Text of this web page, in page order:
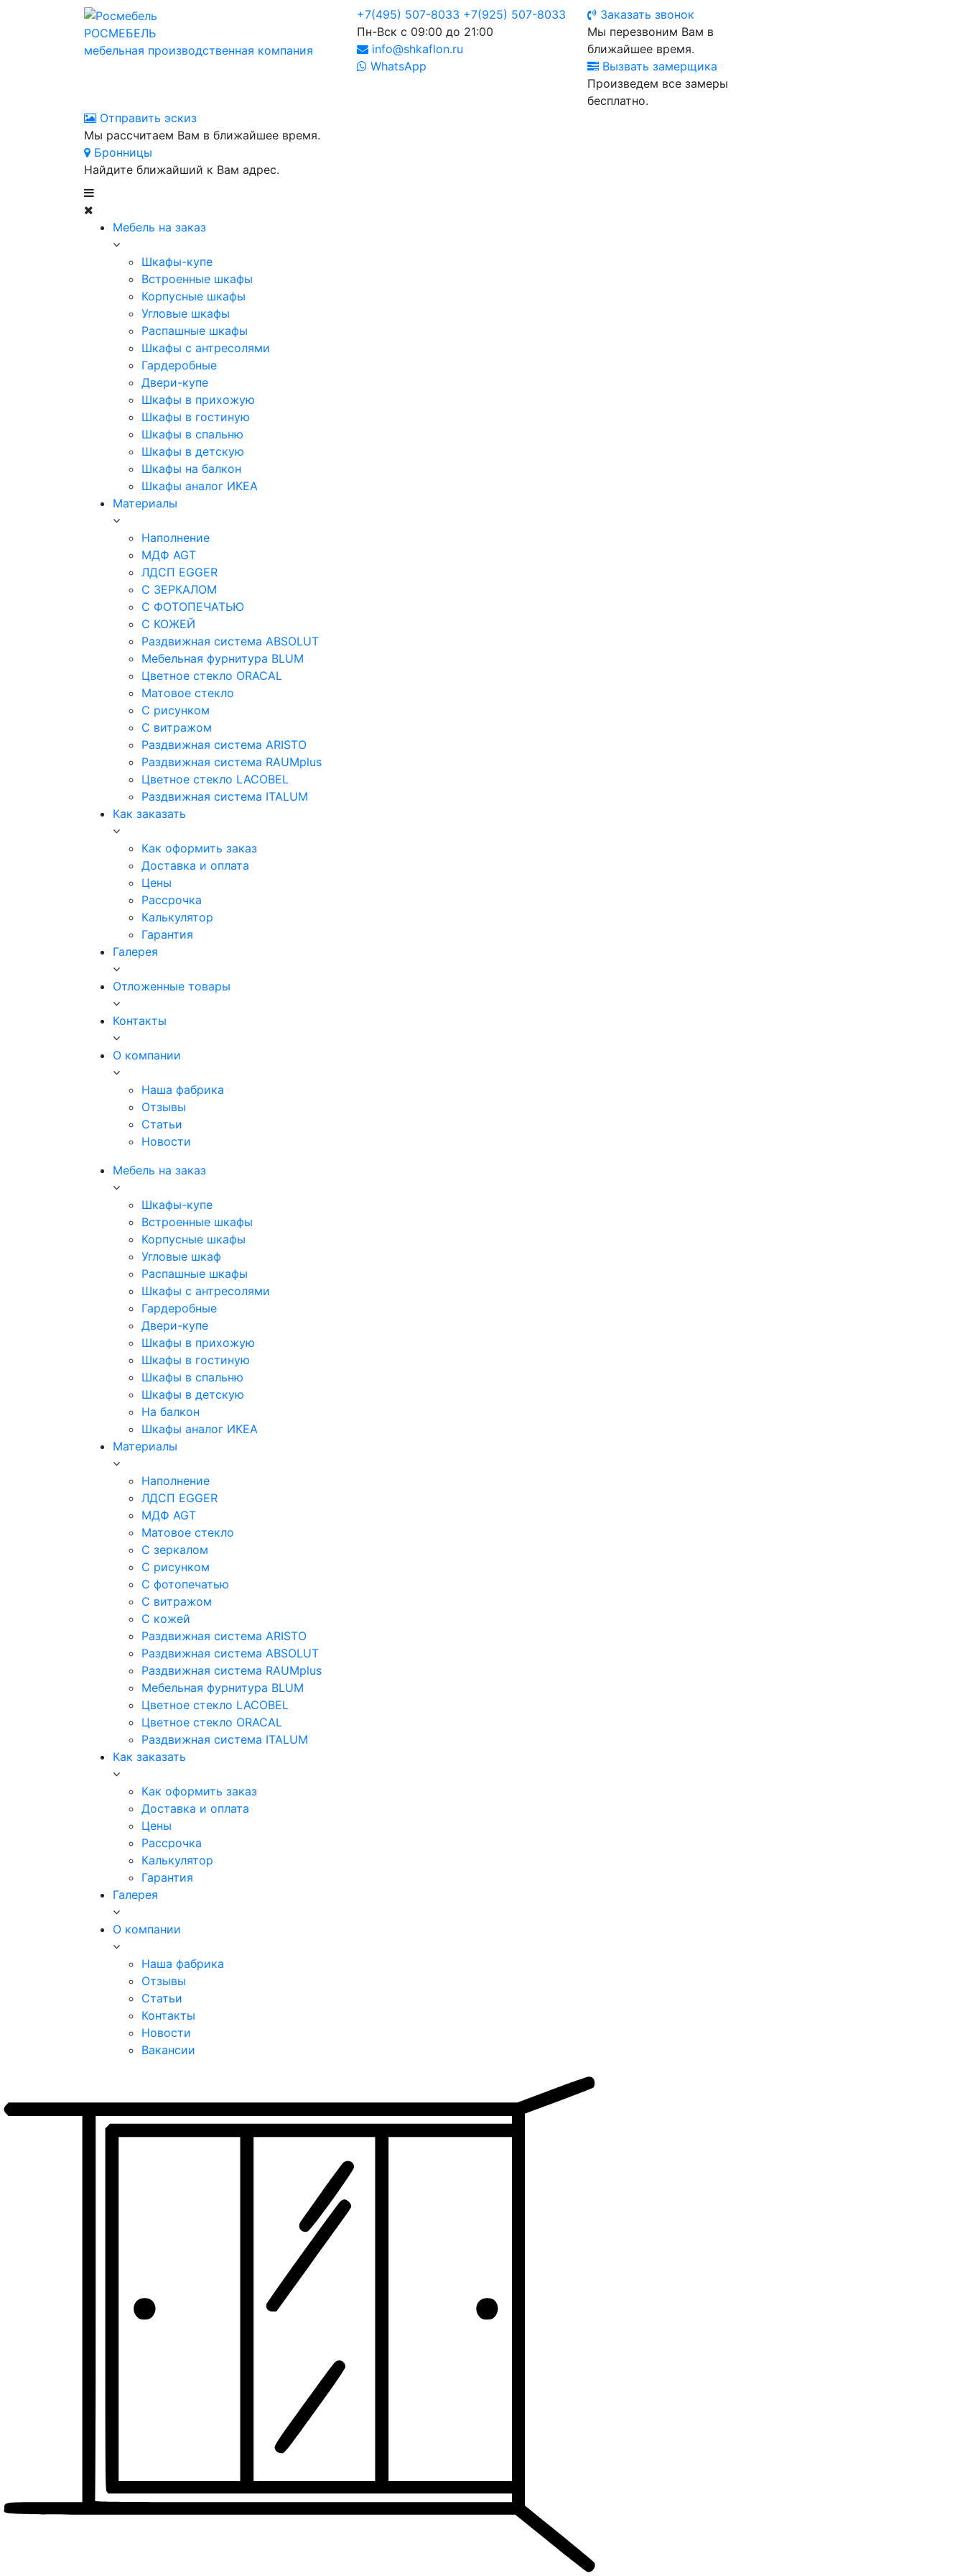
РОСМЕБЕЛЬ
мебельная производственная компания
+7(495) 507-8033 +7(925) 507-8033
Пн-Вск с 09:00 до 21:00
info@shkaflon.ru
WhatsApp
Заказать звонок
Мы перезвоним Вам в
ближайшее время.
Вызвать замерщика
Произведем все замеры
бесплатно.
Отправить эскиз
Мы рассчитаем Вам в ближайшее время.
Бронницы
Найдите ближайший к Вам адрес.
Мебель на заказ
Шкафы-купе
Встроенные шкафы
Корпусные шкафы
Угловые шкафы
Распашные шкафы
Шкафы с антресолями
Гардеробные
Двери-купе
Шкафы в прихожую
Шкафы в гостиную
Шкафы в спальню
Шкафы в детскую
Шкафы на балкон
Шкафы аналог ИКЕА
Материалы
Наполнение
МДФ AGT
ЛДСП EGGER
С ЗЕРКАЛОМ
С ФОТОПЕЧАТЬЮ
С КОЖЕЙ
Раздвижная система ABSOLUT
Мебельная фурнитура BLUM
Цветное стекло ORACAL
Матовое стекло
C рисунком
C витражом
Раздвижная система ARISTO
Раздвижная система RAUMplus
Цветное стекло LACOBEL
Раздвижная система ITALUM
Как заказать
Как оформить заказ
Доставка и оплата
Цены
Рассрочка
Калькулятор
Гарантия
Галерея
Отложенные товары
Контакты
О компании
Наша фабрика
Отзывы
Статьи
Новости
Мебель на заказ
Шкафы-купе
Встроенные шкафы
Корпусные шкафы
Угловые шкаф
Распашные шкафы
Шкафы с антресолями
Гардеробные
Двери-купе
Шкафы в прихожую
Шкафы в гостиную
Шкафы в спальню
Шкафы в детскую
На балкон
Шкафы аналог ИКЕА
Материалы
Наполнение
ЛДСП EGGER
МДФ AGT
Матовое стекло
С зеркалом
С рисунком
С фотопечатью
С витражом
С кожей
Раздвижная система ARISTO
Раздвижная система ABSOLUT
Раздвижная система RAUMplus
Мебельная фурнитура BLUM
Цветное стекло LACOBEL
Цветное стекло ORACAL
Раздвижная система ITALUM
Как заказать
Как оформить заказ
Доставка и оплата
Цены
Рассрочка
Калькулятор
Гарантия
Галерея
О компании
Наша фабрика
Отзывы
Статьи
Контакты
Новости
Вакансии